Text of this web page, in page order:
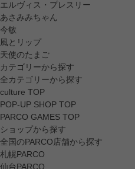
エルヴィス・プレスリー
あさみみちゃん
今敏
風とリップ
天使のたまご
カテゴリーから探す
全カテゴリーから探す
culture TOP
POP-UP SHOP TOP
PARCO GAMES TOP
ショップから探す
全国のPARCO店舗から探す
札幌PARCO
仙台PARCO